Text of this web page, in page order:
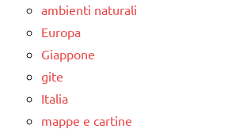
ambienti naturali
Europa
Giappone
gite
Italia
mappe e cartine